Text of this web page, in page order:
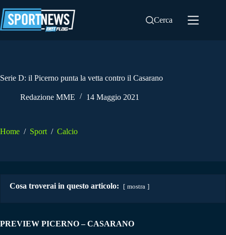
al
contenuto
Cerca
Serie D: il Picerno punta la vetta contro il Casarano
Redazione MME 14 Maggio 2021
Home / Sport / Calcio
Cosa troverai in questo articolo: mostra
PREVIEW PICERNO – CASARANO